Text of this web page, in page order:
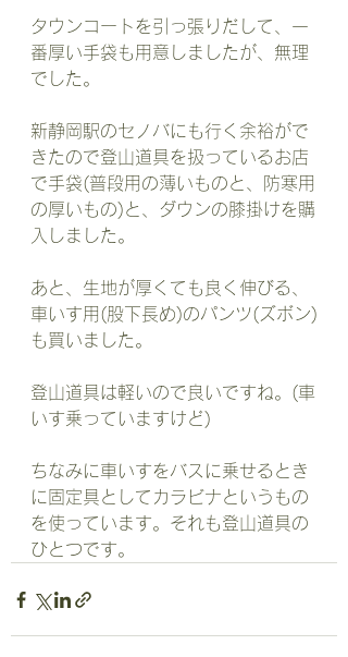
タウンコートを引っ張りだして、一
番厚い手袋も用意しましたが、無理
でした。
新静岡駅のセノバにも行く余裕がで
きたので登山道具を扱っているお店
で手袋(普段用の薄いものと、防寒用
の厚いもの)と、ダウンの膝掛けを購
入しました。
あと、生地が厚くても良く伸びる、
車いす用(股下長め)のパンツ(ズボン)
も買いました。
登山道具は軽いので良いですね。(車
いす乗っていますけど)
ちなみに車いすをバスに乗せるとき
に固定具としてカラビナというもの
を使っています。それも登山道具の
ひとつです。